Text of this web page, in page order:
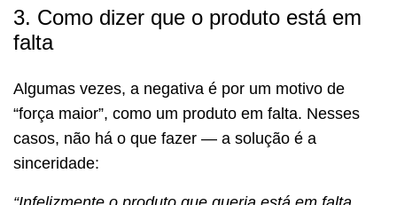
3. Como dizer que o produto está em
falta
Algumas vezes, a negativa é por um motivo de
“força maior”, como um produto em falta. Nesses
casos, não há o que fazer — a solução é a
sinceridade: